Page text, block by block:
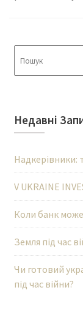
Недавні
Надкерівники:
V UKRAINE
Коли банк
Земля під час
Чи готовий
під час війни?